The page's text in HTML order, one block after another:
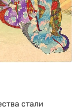
стали